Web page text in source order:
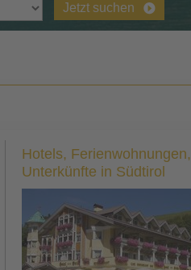
Jetzt suchen
Hotels, Ferienwohnungen,
Unterkünfte in Südtirol